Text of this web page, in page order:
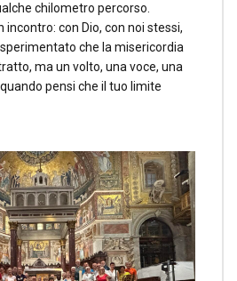
chilometro percorso.
incontro: con Dio, con noi stessi,
che la misericordia
ma un volto, una voce, una
pensi che il tuo limite